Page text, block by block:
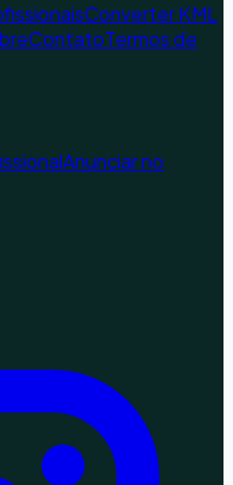
Converter KML
ContatoTermos de
Anunciar no